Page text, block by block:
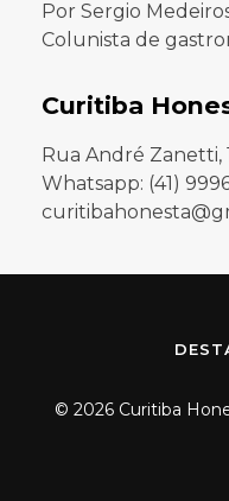
Por Sergio
Colunista de
Curitiba
Rua André Zanetti,
Whatsapp: (41)
© 2026 Curitiba